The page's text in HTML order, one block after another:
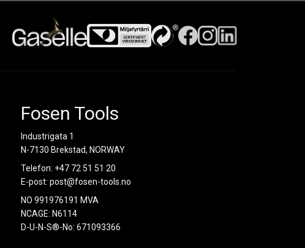
Fosen Tools
Industrigata 1
N-7130 Brekstad, NORWAY
Telefon: +47 72 51 51 20
E-post:post@fosen-tools.no
NO 991976191 MVA
NCAGE: N6114
D-U-N-S®-No: 671093366